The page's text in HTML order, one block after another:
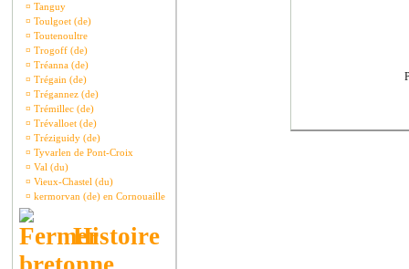
¤ Tanguy
¤ Toulgoet (de)
¤ Toutenoultre
¤ Trogoff (de)
¤ Tréanna (de)
¤ Trégain (de)
¤ Trégannez (de)
¤ Trémillec (de)
¤ Trévalloet (de)
¤ Tréziguidy (de)
¤ Tyvarlen de Pont-Croix
¤ Val (du)
¤ Vieux-Chastel (du)
¤ kermorvan (de) en Cornouaille
Histoire